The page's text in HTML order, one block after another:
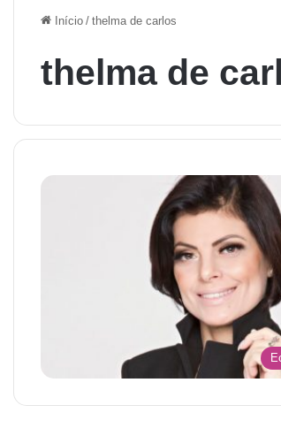
Início / thelma de carlos
thelma de